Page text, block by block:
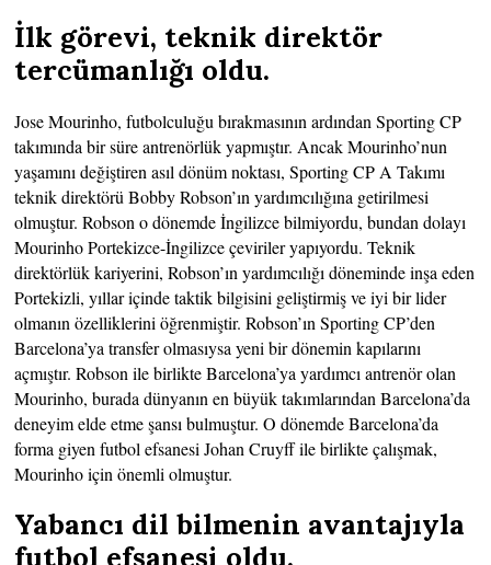
İlk görevi, teknik direktör
tercümanlığı oldu.
Jose Mourinho, futbolculuğu bırakmasının ardından Sporting CP
takımında bir süre antrenörlük yapmıştır. Ancak Mourinho’nun
yaşamını değiştiren asıl dönüm noktası, Sporting CP A Takımı
teknik direktörü Bobby Robson’ın yardımcılığına getirilmesi
olmuştur. Robson o dönemde İngilizce bilmiyordu, bundan dolayı
Mourinho Portekizce-İngilizce çeviriler yapıyordu. Teknik
direktörlük kariyerini, Robson’ın yardımcılığı döneminde inşa eden
Portekizli, yıllar içinde taktik bilgisini geliştirmiş ve iyi bir lider
olmanın özelliklerini öğrenmiştir. Robson’ın Sporting CP’den
Barcelona’ya transfer olmasıysa yeni bir dönemin kapılarını
açmıştır. Robson ile birlikte Barcelona’ya yardımcı antrenör olan
Mourinho, burada dünyanın en büyük takımlarından Barcelona’da
deneyim elde etme şansı bulmuştur. O dönemde Barcelona’da
forma giyen futbol efsanesi Johan Cruyff ile birlikte çalışmak,
Mourinho için önemli olmuştur.
Yabancı dil bilmenin avantajıyla
futbol efsanesi oldu.